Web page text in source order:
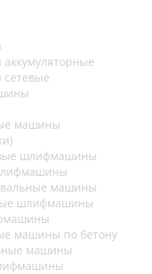
машины
шлифмашины
машины
шлифмашины
машины по бетону
машины